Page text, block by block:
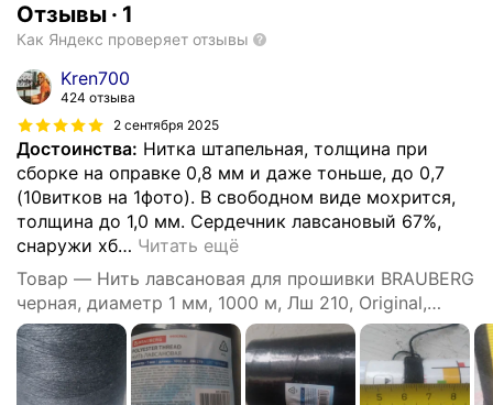
Отзывы · 1
Как Яндекс проверяет отзывы
Kren700
424 отзыва
2 сентября 2025
Достоинства: Нитка штапельная, толщина при
сборке на оправке 0,8 мм и даже тоньше, до 0,7
(10витков на 1фото). В свободном виде мохрится,
толщина до 1,0 мм. Сердечник лавсановый 67%,
снаружи хб… Читать ещё
Товар — Нить лавсановая для прошивки BRAUBERG
черная, диаметр 1 мм, 1000 м, Лш 210, Original,
608924